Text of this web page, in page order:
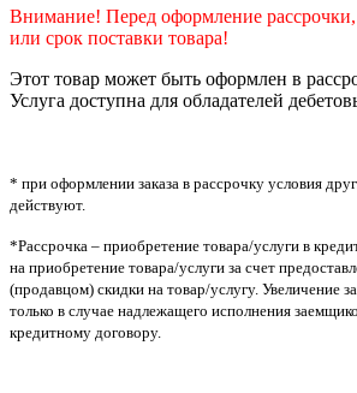
Внимание! Перед оформление
или срок поставки товара!
Этот товар может быть оформлен в
Услуга доступна для обладателей
* при оформлении заказа в рассрочку условия
действуют.
*Рассрочка – приобретение товара/услуги в
на приобретение товара/услуги за счет
(продавцом) скидки на товар/услугу. Увеличение
только в случае надлежащего исполнения
кредитному договору.